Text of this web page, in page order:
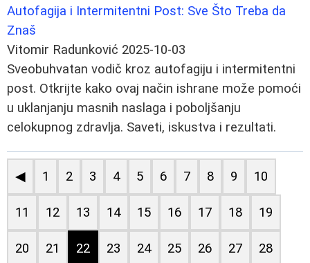
Autofagija i Intermitentni Post: Sve Što Treba da
Znaš
Vitomir Radunković 2025-10-03
Sveobuhvatan vodič kroz autofagiju i intermitentni
post. Otkrijte kako ovaj način ishrane može pomoći
u uklanjanju masnih naslaga i poboljšanju
celokupnog zdravlja. Saveti, iskustva i rezultati.
◀ 1 2 3 4 5 6 7 8 9 10
11 12 13 14 15 16 17 18 19
20 21 22 23 24 25 26 27 28